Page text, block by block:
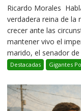
Ricardo Morales
verdadera reina de la
crecer ante las
mantener vivo el
marido, el senador de
Destacadas Gigantes